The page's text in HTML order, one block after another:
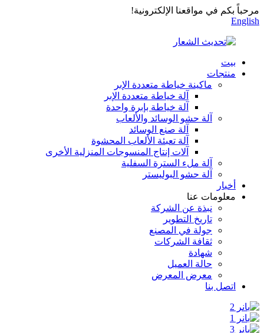
مرحباً بكم في مواقعنا الإلكترونية!
English
بيت
منتجات
ماكينة خياطة متعددة الإبر
آلة خياطة متعددة الإبر
آلة خياطة بإبرة واحدة
آلة حشو الوسائد والألعاب
آلة صنع الوسائد
آلة تعبئة الألعاب المحشوة
آلات إنتاج المنسوجات المنزلية الأخرى
آلة ملء السترة السفلية
آلة حشو البوليستر
أخبار
معلومات عنا
نبذة عن الشركة
تاريخ التطوير
جولة في المصنع
ثقافة الشركات
شهادة
حالة العميل
معرض المعرض
اتصل بنا